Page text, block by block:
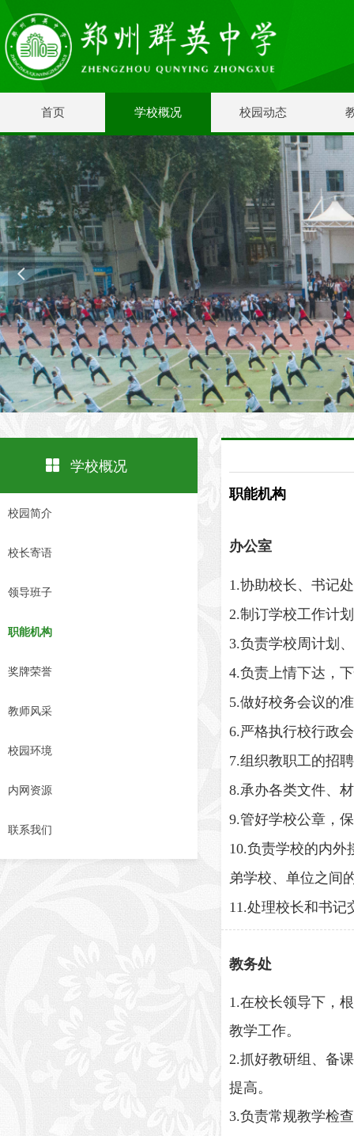
首页 学校概况 校园动态
职能机构
办公室
1.协助校长、书记
2.制订学校工作计
3.负责学校周计划
4.负责上情下达，
5.做好校务会议的
6.严格执行校行政
7.组织教职工的招
8.承办各类文件、
9.管好学校公章，
10.负责学校的内
弟学校、单位之间
11.处理校长和书记
教务处
1.在校长领导下，
教学工作。
2.抓好教研组、备
提高。
3.负责常规教学检
넒 学校概况
校园简介
校长寄语
领导班子
职能机构
奖牌荣誉
教师风采
校园环境
内网资源
联系我们
넳